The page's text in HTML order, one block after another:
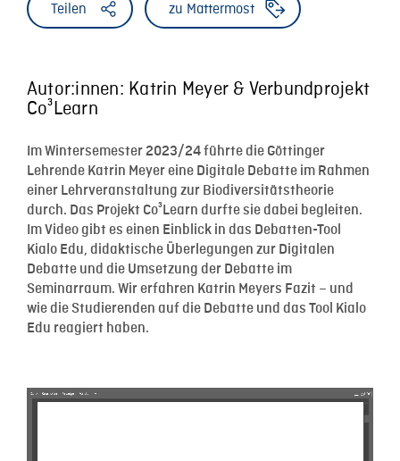
Teilen zu Mattermost
Autor:innen: Katrin Meyer & Verbundprojekt
Co³Learn
Im Wintersemester 2023/24 führte die Göttinger
Lehrende Katrin Meyer eine Digitale Debatte im Rahmen
einer Lehrveranstaltung zur Biodiversitätstheorie
durch. Das Projekt Co³Learn durfte sie dabei begleiten.
Im Video gibt es einen Einblick in das Debatten-Tool
Kialo Edu, didaktische Überlegungen zur Digitalen
Debatte und die Umsetzung der Debatte im
Seminarraum. Wir erfahren Katrin Meyers Fazit – und
wie die Studierenden auf die Debatte und das Tool Kialo
Edu reagiert haben.
Video-
Player